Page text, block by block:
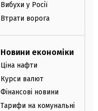
Вибухи у Росії
Втрати ворога
Новини економіки
Ціна нафти
Курси валют
Фінансові новини
Тарифи на комунальні